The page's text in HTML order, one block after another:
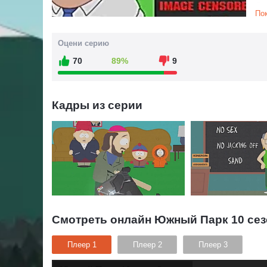
Оцени серию
70 89% 9
Кадры из серии
Смотреть онлайн Южный Парк 10
Плеер 1 Плеер 2 Плеер 3